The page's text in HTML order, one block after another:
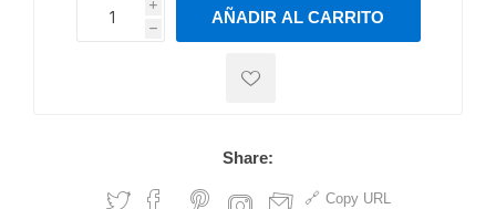
i
h
h
AÑADIR AL CARRITO
Share:
Copy URL